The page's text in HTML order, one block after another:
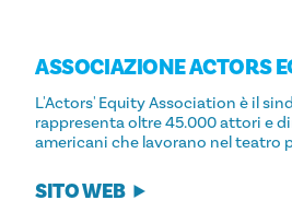
ASSOCIAZIONE ACTORS
L'Actors' Equity Association è il
rappresenta oltre 45.000 attori e
americani che lavorano nel teatro
SITO WEB